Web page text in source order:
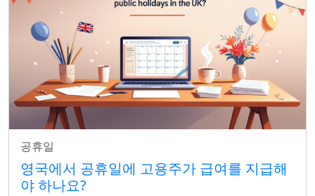
공휴일
영국에서 공휴일에 고용주가 급여를 지급해
야 하나요?